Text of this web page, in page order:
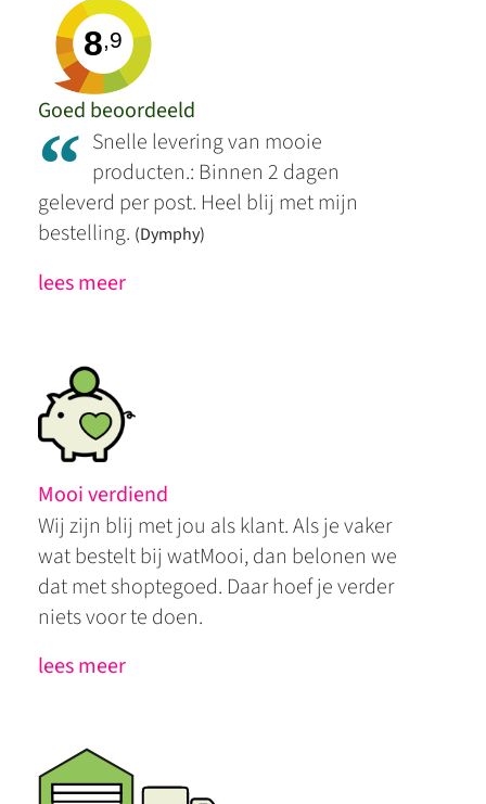
8,9
Goed beoordeeld
“ Snelle levering van mooie
producten.: Binnen 2 dagen
geleverd per post. Heel blij met mijn
bestelling. (Dymphy)
lees meer
Mooi verdiend
Wij zijn blij met jou als klant. Als je vaker
wat bestelt bij watMooi, dan belonen we
dat met shoptegoed. Daar hoef je verder
niets voor te doen.
lees meer